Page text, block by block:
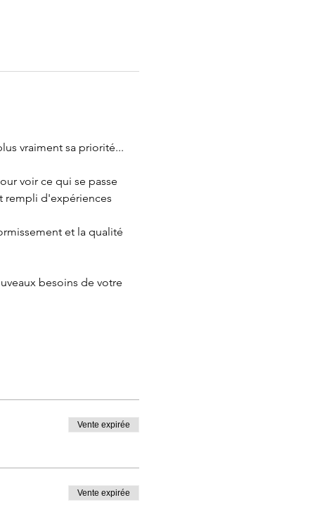
vraiment sa priorité...
voir ce qui se passe
rempli d'expériences
et la qualité
besoins de votre
Vente expirée
Vente expirée